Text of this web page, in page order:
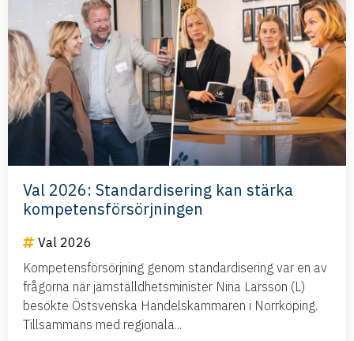
Val 2026: Standardisering kan stärka
kompetensförsörjningen
Val 2026
Kompetensförsörjning genom standardisering var en av
frågorna när jämställdhetsminister Nina Larsson (L)
besökte Östsvenska Handelskammaren i Norrköping.
Tillsammans med regionala...